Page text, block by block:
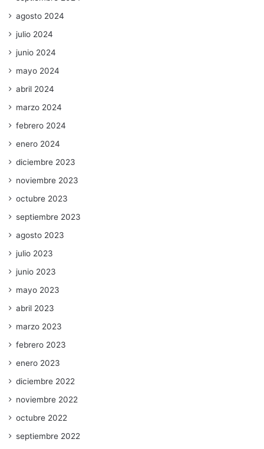
agosto 2024
julio 2024
junio 2024
mayo 2024
abril 2024
marzo 2024
febrero 2024
enero 2024
diciembre 2023
noviembre 2023
octubre 2023
septiembre 2023
agosto 2023
julio 2023
junio 2023
mayo 2023
abril 2023
marzo 2023
febrero 2023
enero 2023
diciembre 2022
noviembre 2022
octubre 2022
septiembre 2022